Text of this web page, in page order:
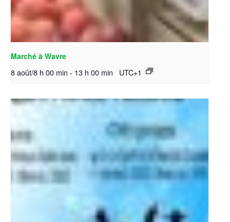
Marché à Wavre
8 août/8 h 00 min - 13 h 00 min UTC+1